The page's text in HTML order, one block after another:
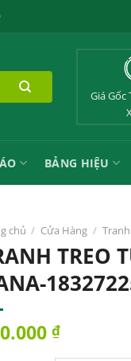
Giá Gốc
BẢNG HIỆU
chủ / Cửa Hàng /
TREO
₫